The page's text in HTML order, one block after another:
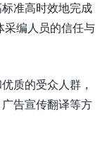
准高时效地完成
采编人员的信任与
质的受众人群，
告宣传翻译等方